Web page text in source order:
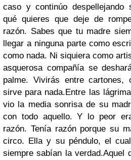
caso y continúo despellejando
qué quieres que deje de
razón. Sabes que tu madre
llegar a ninguna parte como
como nada. Ni siquiera como
asquerosa compañía se
palme. Vivirás entre cartones,
sirve para nada.Entre las
vio la media sonrisa de su
con todo aquello. Y lo peor
razón. Tenía razón porque su
circo. Ella y su péndulo, el
siempre sabían la verdad.Aquel